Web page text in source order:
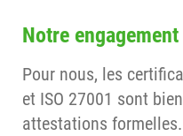
Notre engagement
Pour nous, les
et ISO 27001 sont
attestations